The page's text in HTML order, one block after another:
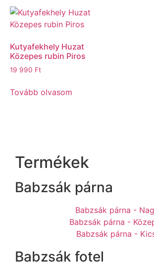
Termékek
Babzsák párna
Babzsák párna -
Babzsák párna -
Babzsák párna -
Babzsák fotel
Kutyafekhely Huzat
Közepes rubin Piros
19 990 Ft
Tovább olvasom